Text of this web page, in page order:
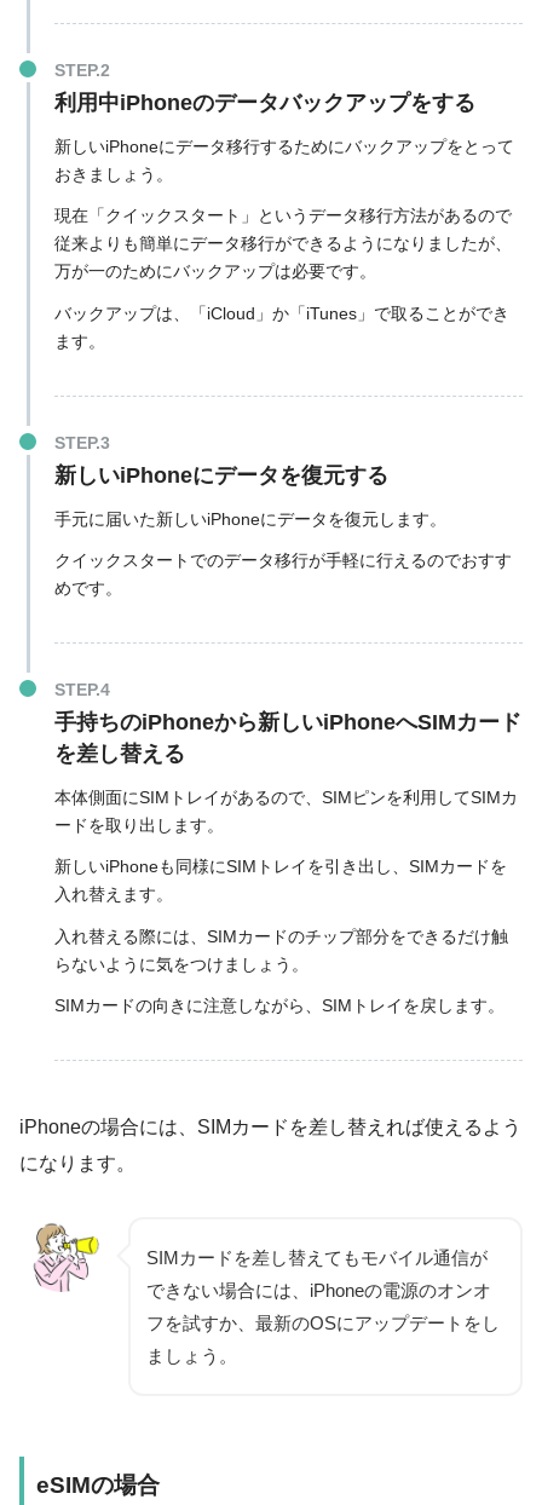
利用中iPhoneのデータバックアップをする
新しいiPhoneにデータ移行するためにバックアップをとって
おきましょう。
現在「クイックスタート」というデータ移行方法があるので
従来よりも簡単にデータ移行ができるようになりましたが、
万が一のためにバックアップは必要です。
バックアップは、「iCloud」か「iTunes」で取ることができ
ます。
新しいiPhoneにデータを復元する
手元に届いた新しいiPhoneにデータを復元します。
クイックスタートでのデータ移行が手軽に行えるのでおすす
めです。
手持ちのiPhoneから新しいiPhoneへSIMカード
を差し替える
本体側面にSIMトレイがあるので、SIMピンを利用してSIMカ
ードを取り出します。
新しいiPhoneも同様にSIMトレイを引き出し、SIMカードを
入れ替えます。
入れ替える際には、SIMカードのチップ部分をできるだけ触
らないように気をつけましょう。
SIMカードの向きに注意しながら、SIMトレイを戻します。
iPhoneの場合には、SIMカードを差し替えれば使えるよう
になります。
SIMカードを差し替えてもモバイル通信が
できない場合には、iPhoneの電源のオンオ
フを試すか、最新のOSにアップデートをし
ましょう。
eSIMの場合